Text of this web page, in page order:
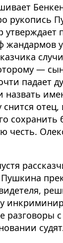
рукопись
утверждает
жандармов
—
падает
назвать
отец,
сохранить
честь.
разговоры